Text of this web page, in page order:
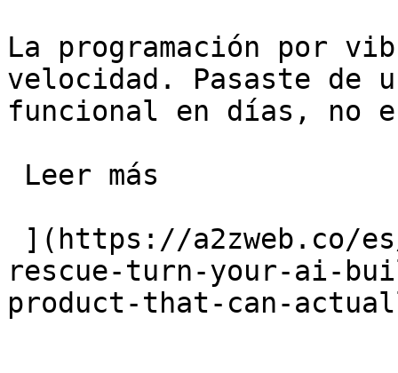
La programación por
velocidad. Pasaste de
funcional en días, no
rescue-turn-your-ai-